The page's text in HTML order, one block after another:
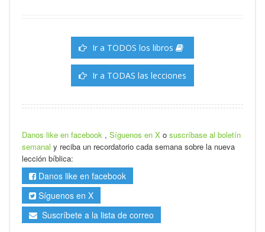
Ir a TODOS los libros
Ir a TODAS las lecciones
Danos like en facebook , Síguenos en X o suscríbase al boletín
semanal y reciba un recordatorio cada semana sobre la nueva
lección bíblica:
Danos like en facebook
Síguenos en X
Suscríbete a la lista de correo